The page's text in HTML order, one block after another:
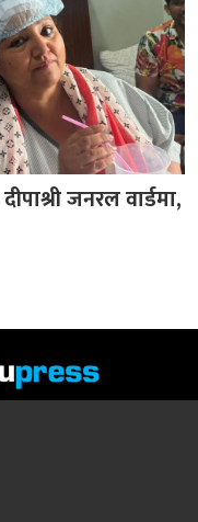
जनरल वार्डमा,